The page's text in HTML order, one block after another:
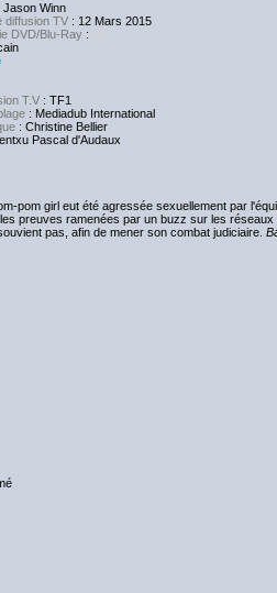
Jason Winn
diffusion TV : 12 Mars 2015
DVD/Blu-Ray :
T.V : TF1
: Mediadub International
: Christine Bellier
Pascal d'Audaux
pom girl eut été agressée sexuellement par
preuves ramenées par un buzz sur les
pas, afin de mener son combat judiciaire.